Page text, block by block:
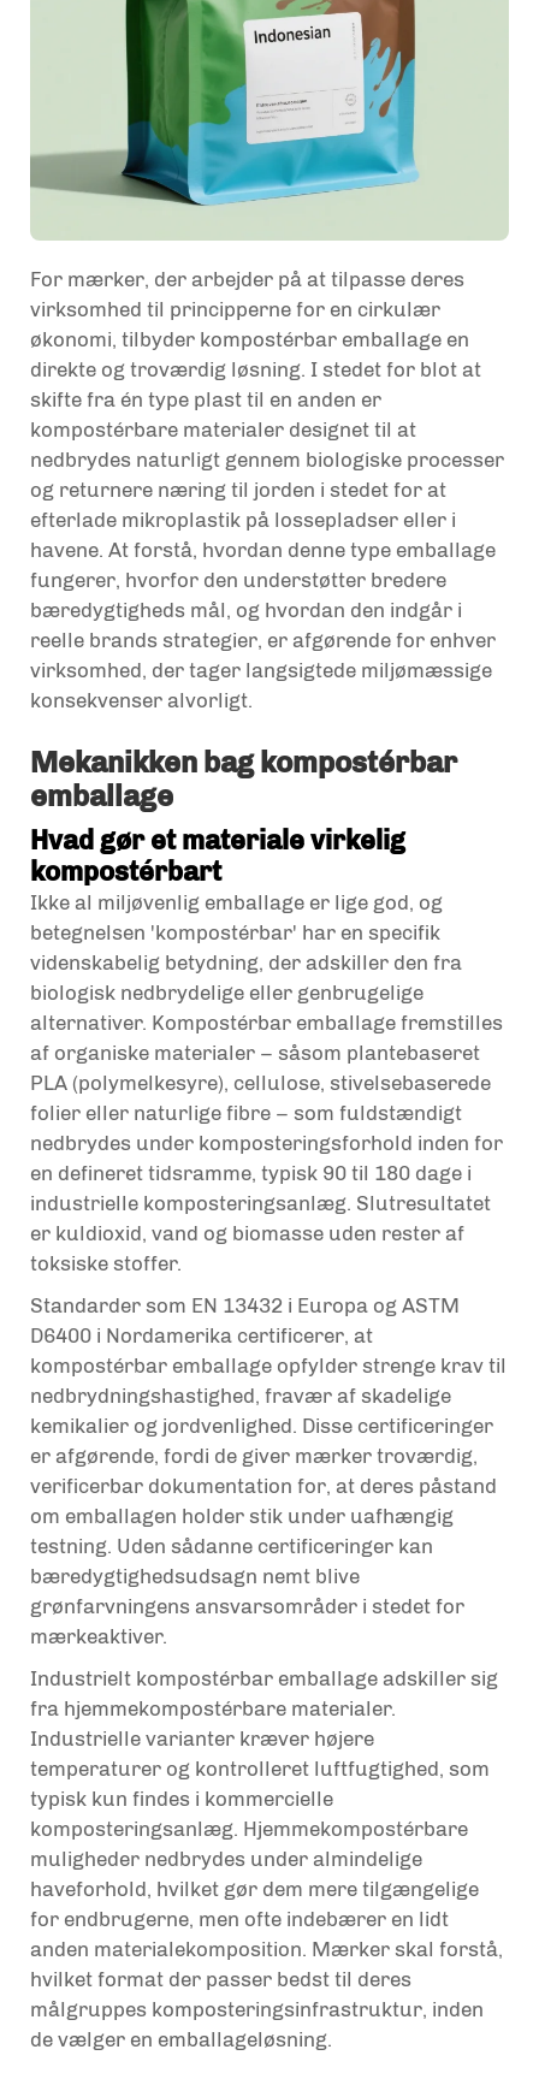
For mærker, der arbejder på at tilpasse deres
virksomhed til principperne for en cirkulær
økonomi, tilbyder kompostérbar emballage en
direkte og troværdig løsning. I stedet for blot at
skifte fra én type plast til en anden er
kompostérbare materialer designet til at
nedbrydes naturligt gennem biologiske processer
og returnere næring til jorden i stedet for at
efterlade mikroplastik på lossepladser eller i
havene. At forstå, hvordan denne type emballage
fungerer, hvorfor den understøtter bredere
bæredygtigheds mål, og hvordan den indgår i
reelle brands strategier, er afgørende for enhver
virksomhed, der tager langsigtede miljømæssige
konsekvenser alvorligt.
Mekanikken bag kompostérbar
emballage
Hvad gør et materiale virkelig
kompostérbart
Ikke al miljøvenlig emballage er lige god, og
betegnelsen 'kompostérbar' har en specifik
videnskabelig betydning, der adskiller den fra
biologisk nedbrydelige eller genbrugelige
alternativer. Kompostérbar emballage fremstilles
af organiske materialer – såsom plantebaseret
PLA (polymelkesyre), cellulose, stivelsebaserede
folier eller naturlige fibre – som fuldstændigt
nedbrydes under komposteringsforhold inden for
en defineret tidsramme, typisk 90 til 180 dage i
industrielle komposteringsanlæg. Slutresultatet
er kuldioxid, vand og biomasse uden rester af
toksiske stoffer.
Standarder som EN 13432 i Europa og ASTM
D6400 i Nordamerika certificerer, at
kompostérbar emballage opfylder strenge krav til
nedbrydningshastighed, fravær af skadelige
kemikalier og jordvenlighed. Disse certificeringer
er afgørende, fordi de giver mærker troværdig,
verificerbar dokumentation for, at deres påstand
om emballagen holder stik under uafhængig
testning. Uden sådanne certificeringer kan
bæredygtighedsudsagn nemt blive
grønfarvningens ansvarsområder i stedet for
mærkeaktiver.
Industrielt kompostérbar emballage adskiller sig
fra hjemmekompostérbare materialer.
Industrielle varianter kræver højere
temperaturer og kontrolleret luftfugtighed, som
typisk kun findes i kommercielle
komposteringsanlæg. Hjemmekompostérbare
muligheder nedbrydes under almindelige
haveforhold, hvilket gør dem mere tilgængelige
for endbrugerne, men ofte indebærer en lidt
anden materialekomposition. Mærker skal forstå,
hvilket format der passer bedst til deres
målgruppes komposteringsinfrastruktur, inden
de vælger en emballageløsning.